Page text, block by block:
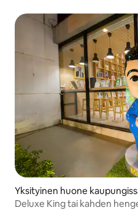
Yksityinen huone
Deluxe King tai kahden